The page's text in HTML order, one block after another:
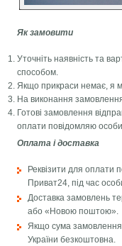
Як замовити
Уточніть наявність та
способом.
Якщо прикраси немає, я
На виконання
Готові замовлення
оплати повідомляю
Оплата і доставка
Реквізити для оплати
Приват24, під час
Доставка замовлень
або «Новою поштою».
Якщо сума замовлення
України безкоштовна.